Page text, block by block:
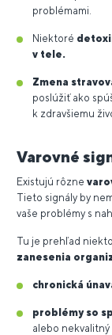
problémami.
Niektoré
v tele.
Zmena
poslúžiť ako
k zdravšiemu
Varovné
Existujú rôzne
Tieto signály by
vaše problémy s
Tu je prehľad
zanesenia
chronická
problémy so
alebo nekvalitný